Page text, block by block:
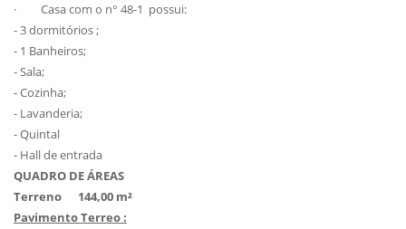
· Casa com o n° 48-1 possui:
- 3 dormitórios ;
- 1 Banheiros;
- Sala;
- Cozinha;
- Lavanderia;
- Quintal
- Hall de entrada
QUADRO DE ÁREAS
Terreno 144,00 m²
Pavimento Terreo :